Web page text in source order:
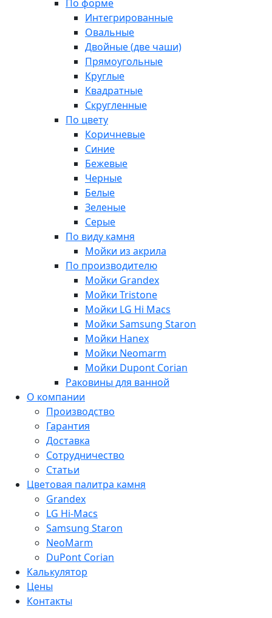
По форме
Интегрированные
Овальные
Двойные (две чаши)
Прямоугольные
Круглые
Квадратные
Скругленные
По цвету
Коричневые
Синие
Бежевые
Черные
Белые
Зеленые
Серые
По виду камня
Мойки из акрила
По производителю
Мойки Grandex
Мойки Tristone
Мойки LG Hi Macs
Мойки Samsung Staron
Мойки Hanex
Мойки Neomarm
Мойки Dupont Corian
Раковины для ванной
О компании
Производство
Гарантия
Доставка
Сотрудничество
Статьи
Цветовая палитра камня
Grandex
LG Hi-Macs
Samsung Staron
NeoMarm
DuPont Corian
Калькулятор
Цены
Контакты